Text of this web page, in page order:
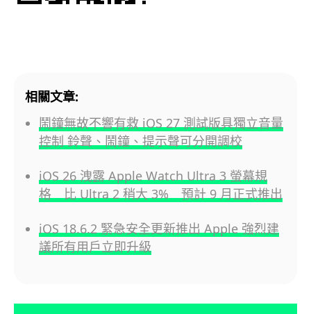
相關文章:
鬧鐘無故不響有救 iOS 27 測試版具獨立音量
控制 鈴聲、鬧鐘、提示聲可分開調校
iOS 26 洩露 Apple Watch Ultra 3 螢幕規
格 比 Ultra 2 稍大 3% 預計 9 月正式推出
iOS 18.6.2 緊急安全更新推出 Apple 強烈建
議所有用戶立即升級